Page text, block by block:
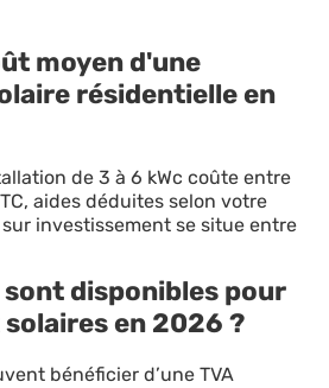
moyen d'une
résidentielle en
de 3 à 6 kWc coûte entre
aides déduites selon votre
investissement se situe entre
sont disponibles pour
en 2026 ?
bénéficier d’une TVA